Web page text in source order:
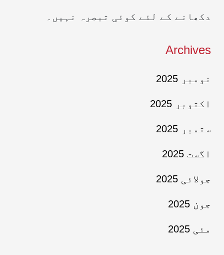
دکھانے کے لئے کوئی تبصرہ نہیں۔
Archives
نومبر 2025
اکتوبر 2025
ستمبر 2025
اگست 2025
جولائی 2025
جون 2025
مئی 2025